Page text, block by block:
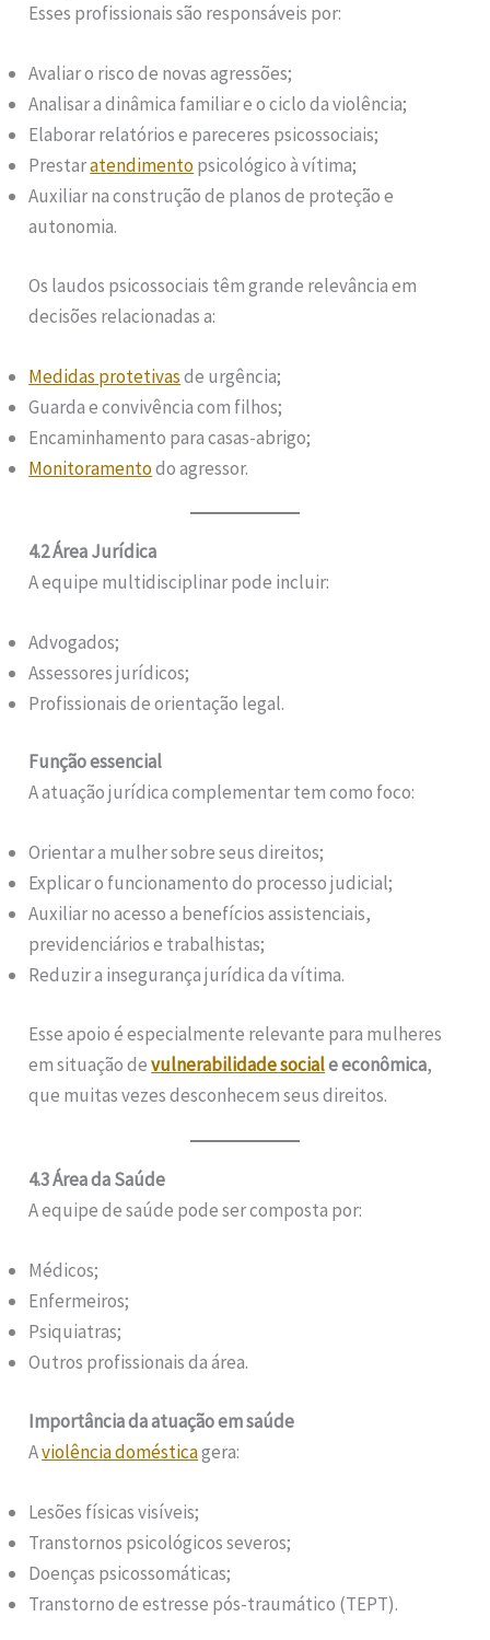
Esses profissionais são responsáveis por:
Avaliar o risco de novas agressões;
Analisar a dinâmica familiar e o ciclo da violência;
Elaborar relatórios e pareceres psicossociais;
Prestaratendimentopsicológico à vítima;
Auxiliar na construção de planos de proteção e
autonomia.
Os laudos psicossociais têm grande relevância em
decisões relacionadas a:
Medidas protetivasde urgência;
Guarda e convivência com filhos;
Encaminhamento para casas-abrigo;
Monitoramentodo agressor.
4.2 Área Jurídica
A equipe multidisciplinar pode incluir:
Advogados;
Assessores jurídicos;
Profissionais de orientação legal.
Função essencial
A atuação jurídica complementar tem como foco:
Orientar a mulher sobre seus direitos;
Explicar o funcionamento do processo judicial;
Auxiliar no acesso a benefícios assistenciais,
previdenciários e trabalhistas;
Reduzir a insegurança jurídica da vítima.
Esse apoio é especialmente relevante para mulheres
em situação devulnerabilidade sociale econômica,
que muitas vezes desconhecem seus direitos.
4.3 Área da Saúde
A equipe de saúde pode ser composta por:
Médicos;
Enfermeiros;
Psiquiatras;
Outros profissionais da área.
Importância da atuação em saúde
Aviolência domésticagera:
Lesões físicas visíveis;
Transtornos psicológicos severos;
Doenças psicossomáticas;
Transtorno de estresse pós-traumático (TEPT).